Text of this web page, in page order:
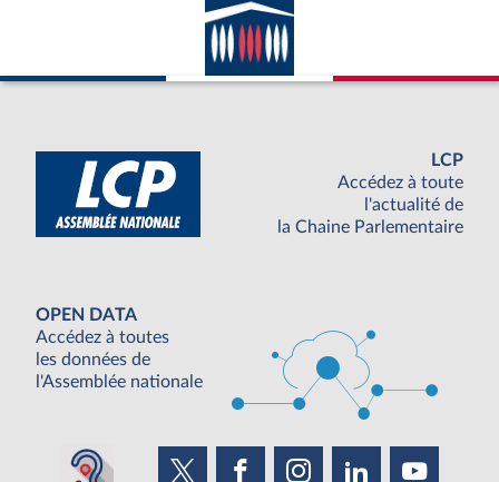
LCP
Accédez à toute
l'actualité de
la Chaine Parlementaire
OPEN DATA
Accédez à toutes
les données de
l'Assemblée nationale